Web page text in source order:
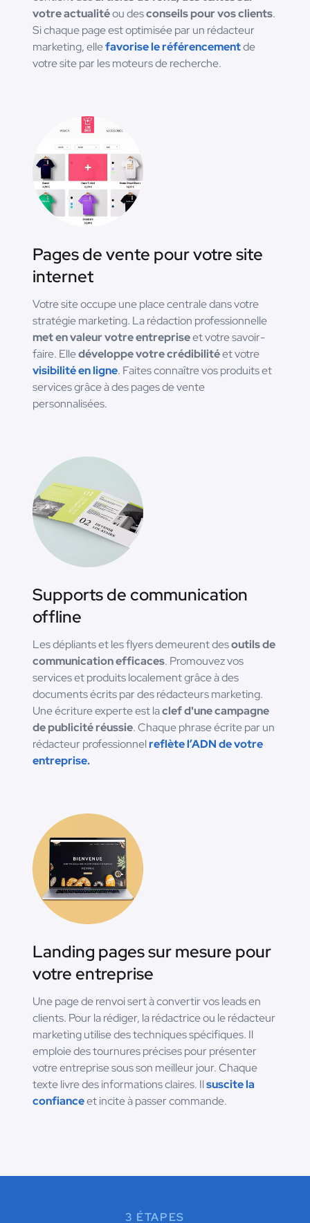
votre actualitéou desconseils pour vos clients.
Si chaque page est optimisée par un rédacteur
marketing, ellefavorise le référencementde
votre site par les moteurs de recherche.
Pages de vente pour votre site
internet
Votre site occupe une place centrale dans votre
stratégie marketing. La rédaction professionnelle
met en valeur votre entrepriseet votre savoir-
faire. Elledéveloppe votre crédibilitéet votre
visibilité en ligne. Faites connaître vos produits et
services grâce à des pages de vente
personnalisées.
Supports de communication
offline
Les dépliants et les flyers demeurent desoutils de
communication efficaces. Promouvez vos
services et produits localement grâce à des
documents écrits par des rédacteurs marketing.
Une écriture experte est laclef d'une campagne
de publicité réussie. Chaque phrase écrite par un
rédacteur professionnelreflète l’ADN de votre
entreprise.
Landing pages sur mesure pour
votre entreprise
Une page de renvoi sert à convertir vos leads en
clients. Pour la rédiger, la rédactrice ou le rédacteur
marketing utilise des techniques spécifiques. Il
emploie des tournures précises pour présenter
votre entreprise sous son meilleur jour. Chaque
texte livre des informations claires. Ilsuscite la
confianceet incite à passer commande.
3 ÉTAPES